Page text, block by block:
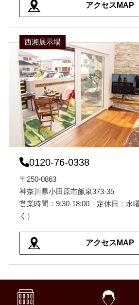
アクセスMAP
西湘展示場
0120-76-0338
〒250-0863
神奈川県小田原市飯泉373-35
営業時間：9:30-18:00 定休日：水
く）
アクセスMAP